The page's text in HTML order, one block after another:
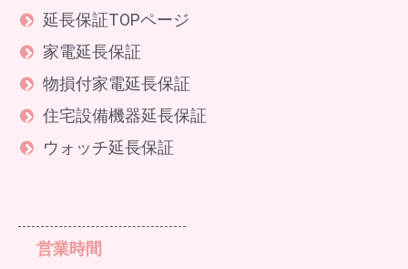
延長保証TOPページ
家電延長保証
物損付家電延長保証
住宅設備機器延長保証
ウォッチ延長保証
営業時間